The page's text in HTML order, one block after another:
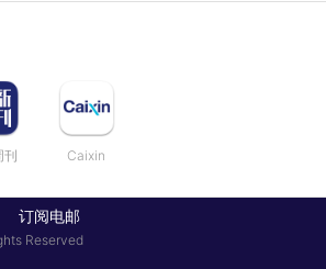
刊 Caixin
订阅电邮
Reserved